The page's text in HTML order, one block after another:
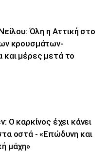
Όλη η Αττική στο
κρουσμάτων-
μέρες μετά το
Ο καρκίνος έχει κάνει
οστά - «Επώδυνη και
μάχη»